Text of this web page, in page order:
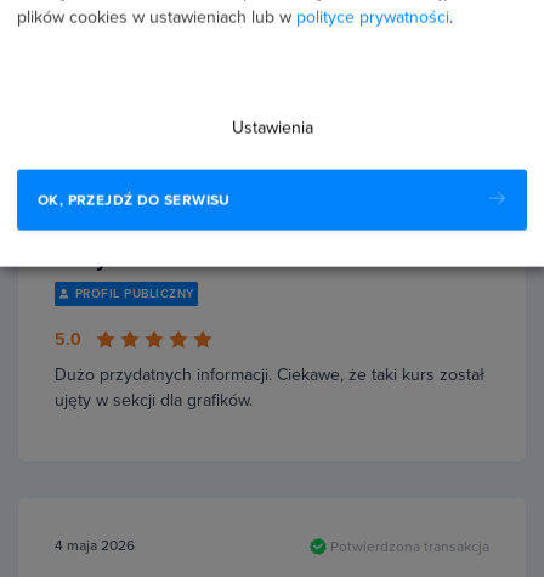
5.0
27 czerwca 2026
PROFIL PUBLICZNY
5.0
Dużo przydatnych informacji. Ciekawe, że taki kurs został
ujęty w sekcji dla grafików.
4 maja 2026 Potwierdzona transakcja
plików cookies w ustawieniach lub w polityce prywatności.
Ustawienia
OK, PRZEJDŹ DO SERWISU